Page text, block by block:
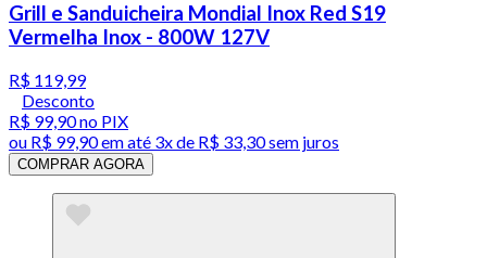
Grill e Sanduicheira Mondial Inox Red S19
Vermelha Inox - 800W 127V
R$ 119,99
Desconto
R$ 99,90no PIX
ou R$ 99,90em até 3x de R$ 33,30 sem juros
COMPRAR AGORA